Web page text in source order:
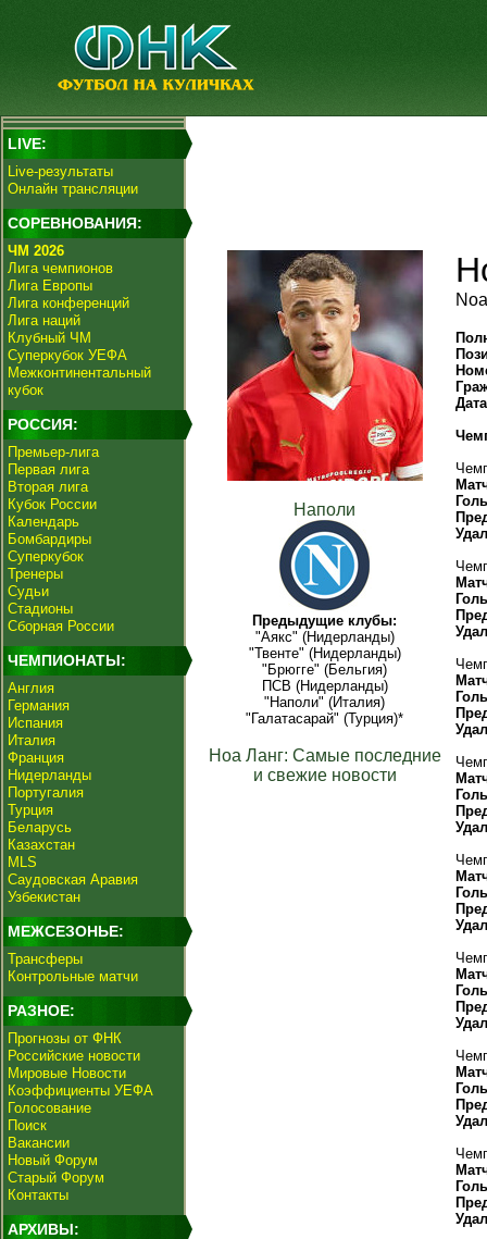
LIVE:
Live-результаты
Онлайн трансляции
СОРЕВНОВАНИЯ:
ЧМ 2026
Лига чемпионов
Лига Европы
Лига конференций
Лига наций
Клубный ЧМ
Суперкубок УЕФА
Межконтинентальный
кубок
РОССИЯ:
Премьер-лига
Первая лига
Вторая лига
Кубок России
Календарь
Бомбардиры
Суперкубок
Тренеры
Судьи
Стадионы
Сборная России
ЧЕМПИОНАТЫ:
Англия
Германия
Испания
Италия
Франция
Нидерланды
Португалия
Турция
Беларусь
Казахстан
MLS
Саудовская Аравия
Узбекистан
МЕЖСЕЗОНЬЕ:
Трансферы
Контрольные матчи
РАЗНОЕ:
Прогнозы от ФНК
Российские новости
Мировые Новости
Коэффициенты УЕФА
Голосование
Поиск
Вакансии
Новый Форум
Старый Форум
Контакты
АРХИВЫ:
Наполи
Предыдущие клубы:
"Аякс" (Нидерланды)
"Твенте" (Нидерланды)
"Брюгге" (Бельгия)
ПСВ (Нидерланды)
"Наполи" (Италия)
"Галатасарай" (Турция)*
Ноа Ланг: Самые последние
и свежие новости